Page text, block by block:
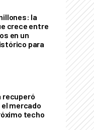
la
crece entre
en un
para
recuperó
mercado
techo